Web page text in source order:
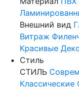
Внешний вид
Витраж
Красивые
Стиль
СТИЛЬ
Классические